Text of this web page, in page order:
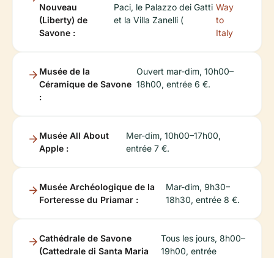
Nouveau
(Liberty) de
Savone :
Paci, le Palazzo dei Gatti
et la Villa Zanelli (
Way
to
Italy
Musée de la
Céramique de Savone
:
Ouvert mar-dim, 10h00–
18h00, entrée 6 €.
Musée All About
Apple :
Mer-dim, 10h00–17h00,
entrée 7 €.
Musée Archéologique de la
Forteresse du Priamar :
Mar-dim, 9h30–
18h30, entrée 8 €.
Cathédrale de Savone
(Cattedrale di Santa Maria
Tous les jours, 8h00–
19h00, entrée